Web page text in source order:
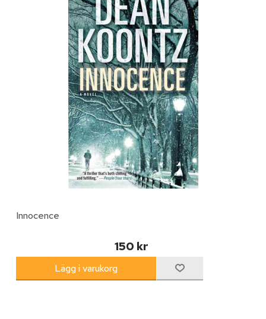
Innocence
150 kr